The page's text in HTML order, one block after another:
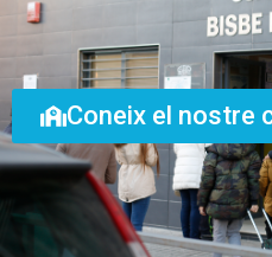
Coneix el nostre